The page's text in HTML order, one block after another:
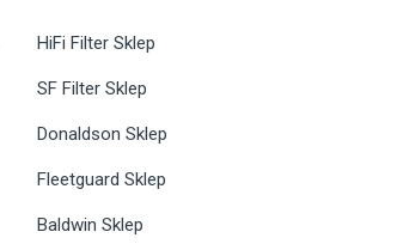
HiFi Filter Sklep
SF Filter Sklep
Donaldson Sklep
Fleetguard Sklep
Baldwin Sklep